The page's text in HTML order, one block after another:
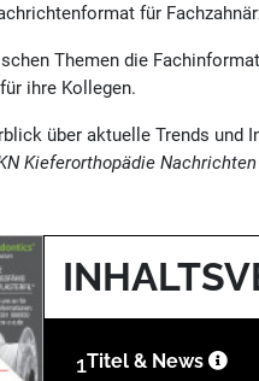
für
Themen die
ihre Kollegen.
über aktuelle Trends
Kieferorthopädie Nachrichten
1Titel & News